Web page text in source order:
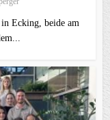
Ecking, beide am